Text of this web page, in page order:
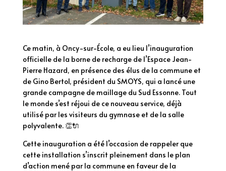
Ce matin, à Oncy-sur-École, a eu lieu l’inauguration
officielle de la borne de recharge de l’Espace Jean-
Pierre Hazard, en présence des élus de la commune et
de Gino Bertol, président du SMOYS, qui a lancé une
grande campagne de maillage du Sud Essonne. Tout
le monde s’est réjoui de ce nouveau service, déjà
utilisé par les visiteurs du gymnase et de la salle
polyvalente. 👏🔌
Cette inauguration a été l’occasion de rappeler que
cette installation s’inscrit pleinement dans le plan
d’action mené par la commune en faveur de la